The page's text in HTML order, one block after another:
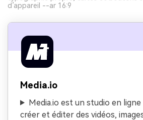
d’appareil --ar 16:9
Media.io
Media.io est un studio en
créer et éditer des vidéos,